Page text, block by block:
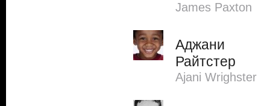
James Paxton
Аджани
Райтстер
Ajani Wrighster